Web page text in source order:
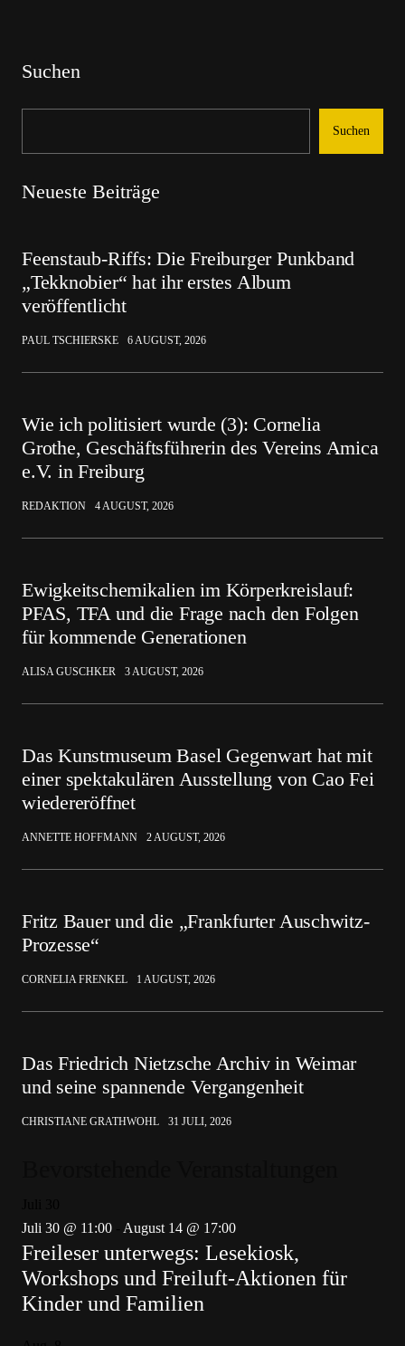
Suchen
Suchen
Neueste Beiträge
Feenstaub-Riffs: Die Freiburger Punkband
„Tekknobier“ hat ihr erstes Album
veröffentlicht
PAUL TSCHIERSKE 6 AUGUST, 2026
Wie ich politisiert wurde (3): Cornelia
Grothe, Geschäftsführerin des Vereins Amica
e.V. in Freiburg
REDAKTION 4 AUGUST, 2026
Ewigkeitschemikalien im Körperkreislauf:
PFAS, TFA und die Frage nach den Folgen
für kommende Generationen
ALISA GUSCHKER 3 AUGUST, 2026
Das Kunstmuseum Basel Gegenwart hat mit
einer spektakulären Ausstellung von Cao Fei
wiedereröffnet
ANNETTE HOFFMANN 2 AUGUST, 2026
Fritz Bauer und die „Frankfurter Auschwitz-
Prozesse“
CORNELIA FRENKEL 1 AUGUST, 2026
Das Friedrich Nietzsche Archiv in Weimar
und seine spannende Vergangenheit
CHRISTIANE GRATHWOHL 31 JULI, 2026
Juli 30 @ 11:00
August 14 @ 17:00
Freileser unterwegs: Lesekiosk,
Workshops und Freiluft-Aktionen für
Kinder und Familien